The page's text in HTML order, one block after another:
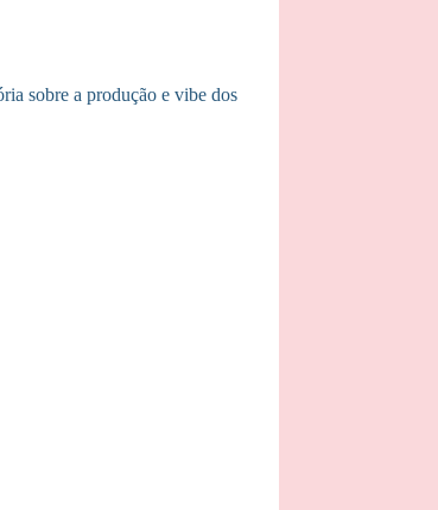
sobre a produção e vibe dos